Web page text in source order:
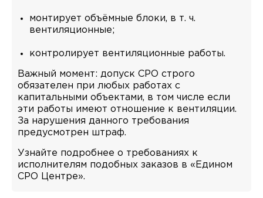
монтирует объёмные блоки, в т. ч.
вентиляционные;
контролирует вентиляционные работы.
Важный момент: допуск СРО строго
обязателен при любых работах с
капитальными объектами, в том числе если
эти работы имеют отношение к вентиляции.
За нарушения данного требования
предусмотрен штраф.
Узнайте подробнее о требованиях к
исполнителям подобных заказов в «Едином
СРО Центре».